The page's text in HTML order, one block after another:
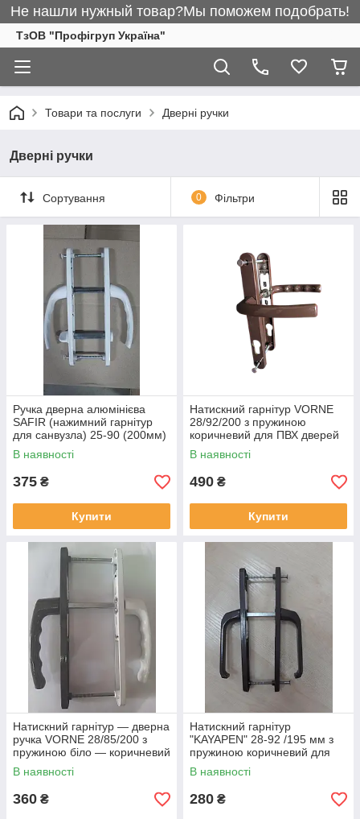
Не нашли нужный товар?Мы поможем подобрать!
ТзОВ "Профігруп Україна"
Товари та послуги Дверні ручки
Дверні ручки
Сортування 0 Фільтри
Ручка дверна алюмінієва
SAFIR (нажимний гарнітур
для санвузла) 25-90 (200мм)
WC біла для ПВХ дверей
В наявності
375 ₴
Купити
Натискний гарнітур VORNE
28/92/200 з пружиною
коричневий для ПВХ дверей
(дверна натискна ручка)
В наявності
490 ₴
Купити
Натискний гарнітур — дверна
ручка VORNE 28/85/200 з
пружиною біло — коричневий
для ПВХ дверей
В наявності
360 ₴
Натискний гарнітур
"KAYAPEN" 28-92 /195 мм з
пружиною коричневий для
ПВХ дверей
В наявності
280 ₴